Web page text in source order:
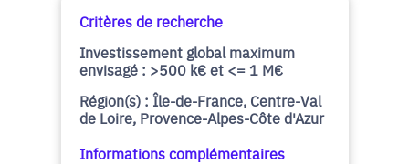
Critères de recherche
Investissement global maximum
envisagé : >500 k€ et <= 1 M€
Région(s) : Île-de-France, Centre-Val
de Loire, Provence-Alpes-Côte d'Azur
Informations complémentaires